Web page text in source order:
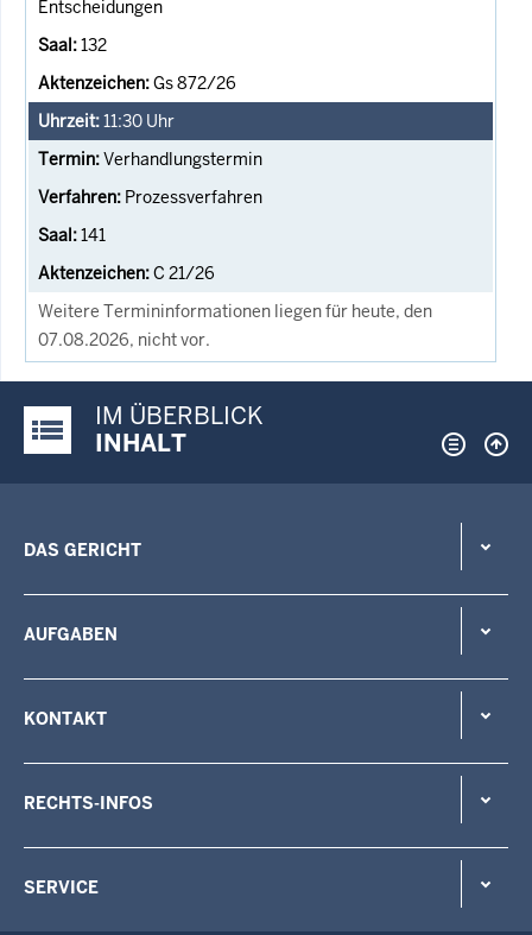
Entscheidungen
132
Gs 872/26
11:30 Uhr
Verhandlungstermin
Prozessverfahren
141
C 21/26
Weitere Termininformationen liegen für heute, den
07.08.2026, nicht vor.
Justiz-Portal im Überblick:
IM ÜBERBLICK
INHALT
DAS GERICHT
AUFGABEN
KONTAKT
RECHTS-INFOS
SERVICE